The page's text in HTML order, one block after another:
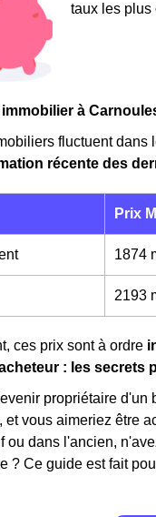
taux les plus
immobilier à
fluctuent dans
récente des
Prix
1874
2193
ces prix sont à ordre
: les secrets
propriétaire d'un
et vous aimeriez être
ou dans l'ancien,
? Ce guide est fait